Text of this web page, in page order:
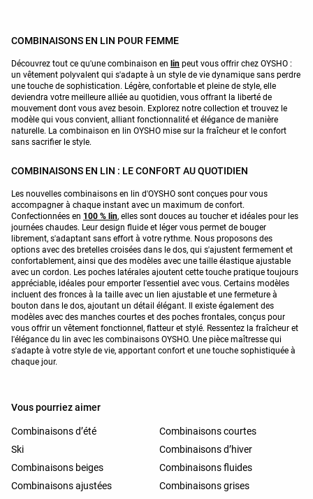
COMBINAISONS EN LIN POUR FEMME
Découvrez tout ce qu'une combinaison en lin peut vous offrir chez OYSHO :
un vêtement polyvalent qui s'adapte à un style de vie dynamique sans perdre
une touche de sophistication. Légère, confortable et pleine de style, elle
deviendra votre meilleure alliée au quotidien, vous offrant la liberté de
mouvement dont vous avez besoin. Explorez notre collection et trouvez le
modèle qui vous convient, alliant fonctionnalité et élégance de manière
naturelle. La combinaison en lin OYSHO mise sur la fraîcheur et le confort
sans sacrifier le style.
COMBINAISONS EN LIN : LE CONFORT AU QUOTIDIEN
Les nouvelles combinaisons en lin d'OYSHO sont conçues pour vous
accompagner à chaque instant avec un maximum de confort.
Confectionnées en 100 % lin, elles sont douces au toucher et idéales pour les
journées chaudes. Leur design fluide et léger vous permet de bouger
librement, s'adaptant sans effort à votre rythme. Nous proposons des
options avec des bretelles croisées dans le dos, qui s'ajustent fermement et
confortablement, ainsi que des modèles avec une taille élastique ajustable
avec un cordon. Les poches latérales ajoutent cette touche pratique toujours
appréciable, idéales pour emporter l'essentiel avec vous. Certains modèles
incluent des fronces à la taille avec un lien ajustable et une fermeture à
bouton dans le dos, ajoutant un détail élégant. Il existe également des
modèles avec des manches courtes et des poches frontales, conçus pour
vous offrir un vêtement fonctionnel, flatteur et stylé. Ressentez la fraîcheur et
l'élégance du lin avec les combinaisons OYSHO. Une pièce maîtresse qui
s'adapte à votre style de vie, apportant confort et une touche sophistiquée à
chaque jour.
Vous pourriez aimer
Combinaisons d’été
Combinaisons courtes
Ski
Combinaisons d’hiver
Combinaisons beiges
Combinaisons fluides
Combinaisons ajustées
Combinaisons grises